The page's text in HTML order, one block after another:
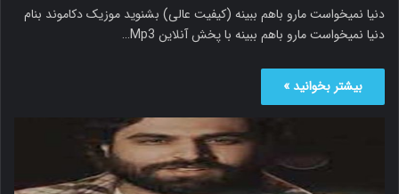
دنیا نمیخواست مارو باهم ببینه (کیفیت عالی) بشنوید موزیک دکاموند بنام
دنیا نمیخواست مارو باهم ببینه با پخش آنلاین Mp3…
بیشتر بخوانید »